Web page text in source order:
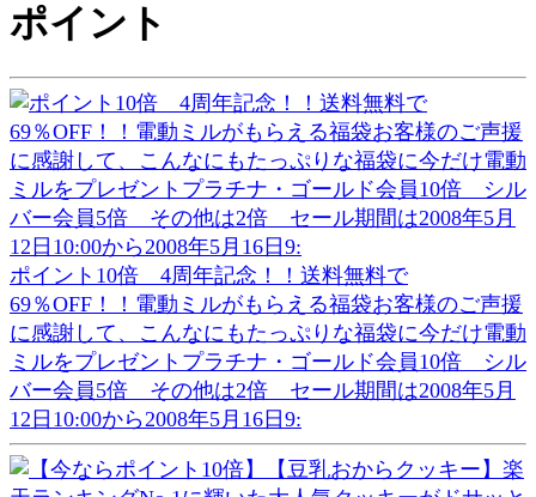
ポイント
ポイント10倍 4周年記念！！送料無料で
69％OFF！！電動ミルがもらえる福袋お客様のご声援
に感謝して、こんなにもたっぷりな福袋に今だけ電動
ミルをプレゼントプラチナ・ゴールド会員10倍 シル
バー会員5倍 その他は2倍 セール期間は2008年5月
12日10:00から2008年5月16日9: